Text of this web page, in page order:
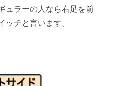
ュラーの人なら右足を前
ッチと言います。